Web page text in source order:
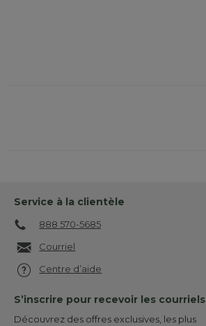
Service à la clientèle
888 570-5685
Courriel
Centre d’aide
S’inscrire pour recevoir les courriels
Découvrez des offres exclusives, les plus